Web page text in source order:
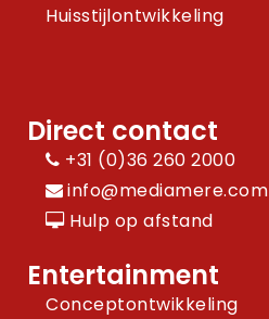
Huisstijlontwikkeling
Direct contact
+31 (0)36 260 2000
info@mediamere.com
Hulp op afstand
Entertainment
Conceptontwikkeling